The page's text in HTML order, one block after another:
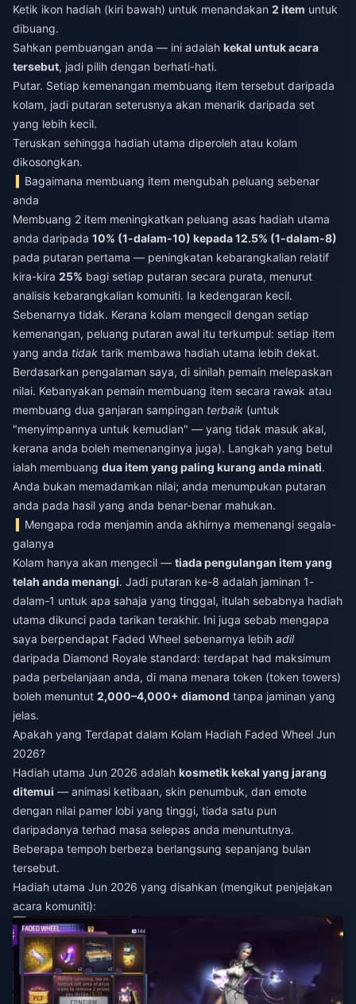
Ketik ikon hadiah (kiri bawah) untuk menandakan 2 item untuk
dibuang.
Sahkan pembuangan anda — ini adalah kekal untuk acara
tersebut, jadi pilih dengan berhati-hati.
Putar. Setiap kemenangan membuang item tersebut daripada
kolam, jadi putaran seterusnya akan menarik daripada set
yang lebih kecil.
Teruskan sehingga hadiah utama diperoleh atau kolam
dikosongkan.
Bagaimana membuang item mengubah peluang sebenar
anda
Membuang 2 item meningkatkan peluang asas hadiah utama
anda daripada 10% (1-dalam-10) kepada 12.5% (1-dalam-8)
pada putaran pertama — peningkatan kebarangkalian relatif
kira-kira 25% bagi setiap putaran secara purata, menurut
analisis kebarangkalian komuniti. Ia kedengaran kecil.
Sebenarnya tidak. Kerana kolam mengecil dengan setiap
kemenangan, peluang putaran awal itu terkumpul: setiap item
yang anda tidak tarik membawa hadiah utama lebih dekat.
Berdasarkan pengalaman saya, di sinilah pemain melepaskan
nilai. Kebanyakan pemain membuang item secara rawak atau
membuang dua ganjaran sampingan terbaik (untuk
"menyimpannya untuk kemudian" — yang tidak masuk akal,
kerana anda boleh memenanginya juga). Langkah yang betul
ialah membuang dua item yang paling kurang anda minati.
Anda bukan memadamkan nilai; anda menumpukan putaran
anda pada hasil yang anda benar-benar mahukan.
Mengapa roda menjamin anda akhirnya memenangi segala-
galanya
Kolam hanya akan mengecil — tiada pengulangan item yang
telah anda menangi. Jadi putaran ke-8 adalah jaminan 1-
dalam-1 untuk apa sahaja yang tinggal, itulah sebabnya hadiah
utama dikunci pada tarikan terakhir. Ini juga sebab mengapa
saya berpendapat Faded Wheel sebenarnya lebih adil
daripada Diamond Royale standard: terdapat had maksimum
pada perbelanjaan anda, di mana menara token (token towers)
boleh menuntut 2,000–4,000+ diamond tanpa jaminan yang
jelas.
Apakah yang Terdapat dalam Kolam Hadiah Faded Wheel Jun
2026?
Hadiah utama Jun 2026 adalah kosmetik kekal yang jarang
ditemui — animasi ketibaan, skin penumbuk, dan emote
dengan nilai pamer lobi yang tinggi, tiada satu pun
daripadanya terhad masa selepas anda menuntutnya.
Beberapa tempoh berbeza berlangsung sepanjang bulan
tersebut.
Hadiah utama Jun 2026 yang disahkan (mengikut penjejakan
acara komuniti):